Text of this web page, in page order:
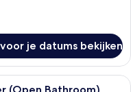
je datums bekijken
hotelkamer met een
(Open Bathroom)